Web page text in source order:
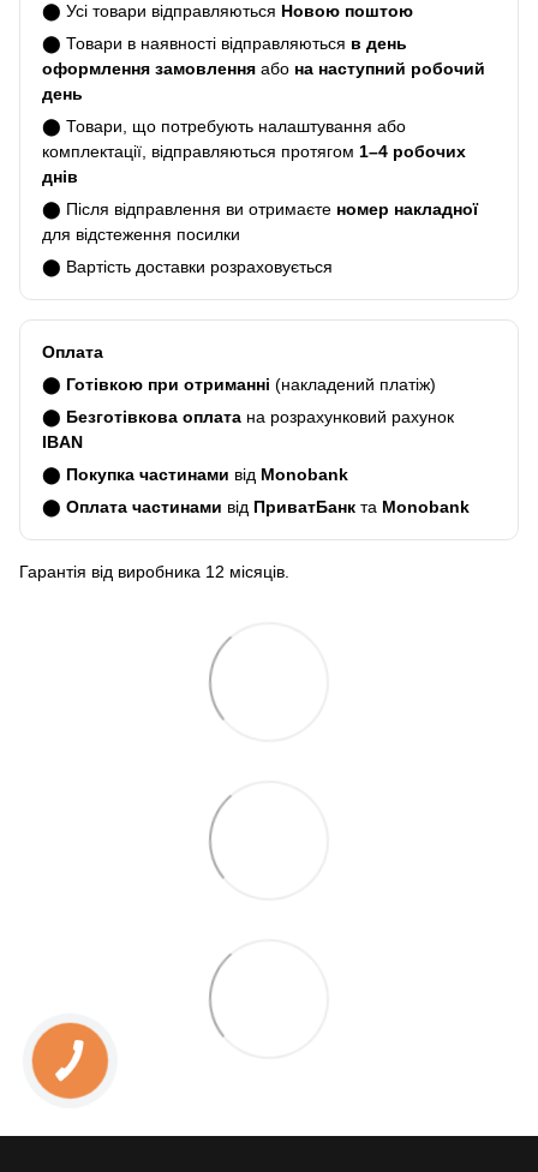
⬤ Усі товари відправляються Новою поштою
⬤ Товари в наявності відправляються в день
оформлення замовлення або на наступний робочий
день
⬤ Товари, що потребують налаштування або
комплектації, відправляються протягом 1–4 робочих
днів
⬤ Після відправлення ви отримаєте номер накладної
для відстеження посилки
⬤ Вартість доставки розраховується
Оплата
⬤ Готівкою при отриманні (накладений платіж)
⬤ Безготівкова оплата на розрахунковий рахунок
IBAN
⬤ Покупка частинами від Monobank
⬤ Оплата частинами від ПриватБанк та Monobank
Гарантія від виробника 12 місяців.